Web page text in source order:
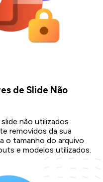
de Slide Não
não utilizados
removidos da sua
o tamanho do arquivo
e modelos utilizados.